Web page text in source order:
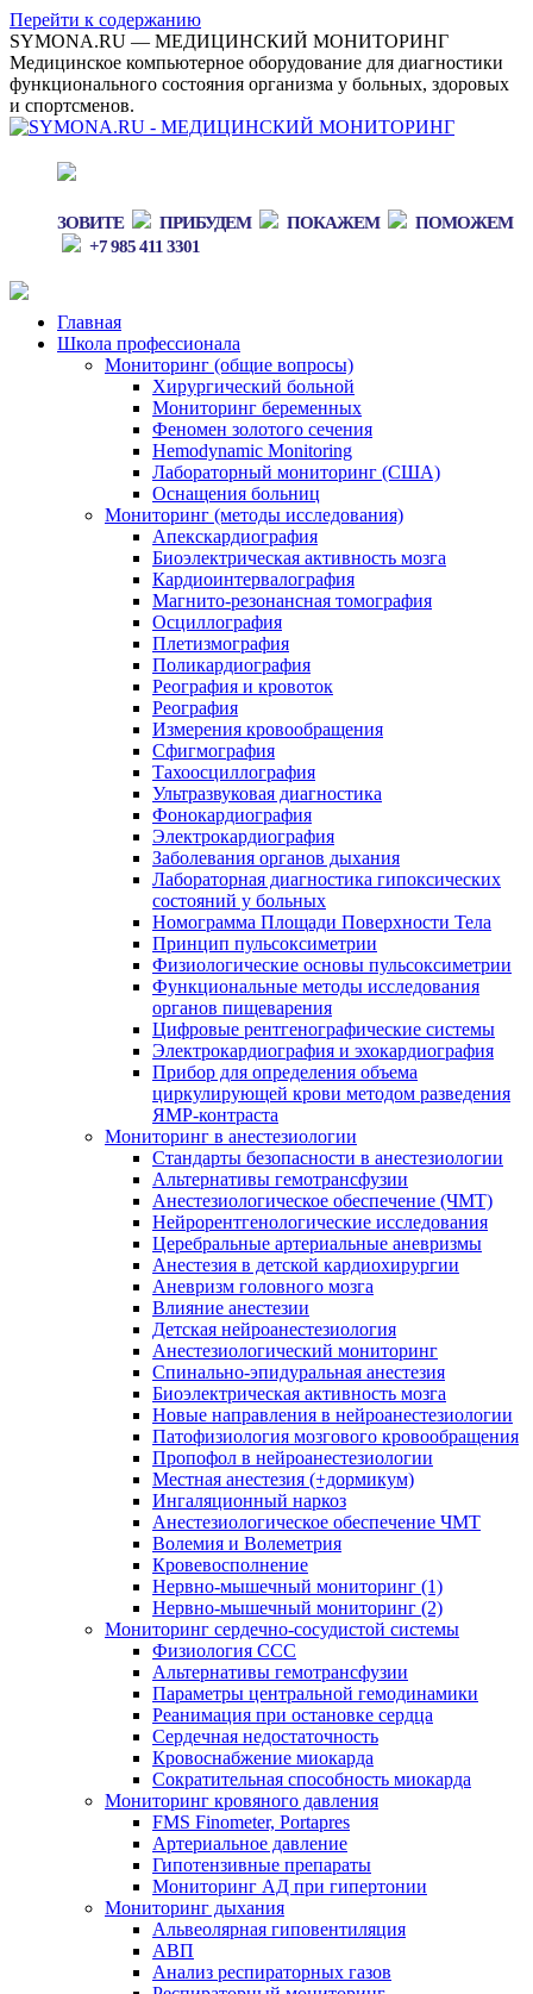
Перейти к содержанию
SYMONA.RU — МЕДИЦИНСКИЙ МОНИТОРИНГ
Медицинское компьютерное оборудование для диагностики
функционального состояния организма у больных, здоровых
и спортсменов.
ЗОВИТЕ ПРИБУДЕМ ПОКАЖЕМ
ПОМОЖЕМ
+7 985 411 3301
Главная
Школа профессионала
Мониторинг (общие вопросы)
Хирургический больной
Мониторинг беременных
Феномен золотого сечения
Hemodynamic Monitoring
Лабораторный мониторинг (США)
Оснащения больниц
Мониторинг (методы исследования)
Апекскардиография
Биоэлектрическая активность мозга
Кардиоинтервалография
Магнито-резонансная томография
Осциллография
Плетизмография
Поликардиография
Реография и кровоток
Реография
Измерения кровообращения
Сфигмография
Тахоосциллография
Ультразвуковая диагностика
Фонокардиография
Электрокардиография
Заболевания органов дыхания
Лабораторная диагностика гипоксических
состояний у больных
Номограмма Площади Поверхности Тела
Принцип пульсоксиметрии
Физиологические основы пульсоксиметрии
Функциональные методы исследования
органов пищеварения
Цифровые рентгенографические системы
Электрокардиография и эхокардиография
Прибор для определения объема
циркулирующей крови методом разведения
ЯМР-контраста
Мониторинг в анестезиологии
Стандарты безопасности в анестезиологии
Альтернативы гемотрансфузии
Анестезиологическое обеспечение (ЧМТ)
Нейрорентгенологические исследования
Церебральные артериальные аневризмы
Анестезия в детской кардиохирургии
Аневризм головного мозга
Влияние анестезии
Детская нейроанестезиология
Анестезиологический мониторинг
Спинально-эпидуральная анестезия
Биоэлектрическая активность мозга
Новые направления в нейроанестезиологии
Патофизиология мозгового кровообращения
Пропофол в нейроанестезиологии
Местная анестезия (+дормикум)
Ингаляционный наркоз
Анестезиологическое обеспечение ЧМТ
Волемия и Волеметрия
Кровевосполнение
Нервно-мышечный мониторинг (1)
Нервно-мышечный мониторинг (2)
Мониторинг сердечно-сосудистой системы
Физиология ССС
Альтернативы гемотрансфузии
Параметры центральной гемодинамики
Реанимация при остановке сердца
Сердечная недостаточность
Кровоснабжение миокарда
Сократительная способность миокарда
Мониторинг кровяного давления
FMS Finometer, Portapres
Артериальное давление
Гипотензивные препараты
Мониторинг АД при гипертонии
Мониторинг дыхания
Альвеолярная гиповентиляция
АВП
Анализ респираторных газов